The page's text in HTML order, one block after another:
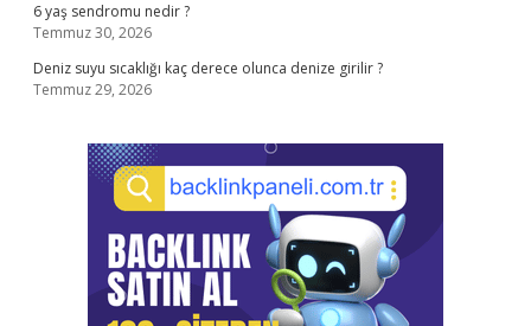
6 yaş sendromu nedir ?
Temmuz 30, 2026
Deniz suyu sıcaklığı kaç derece olunca denize girilir ?
Temmuz 29, 2026